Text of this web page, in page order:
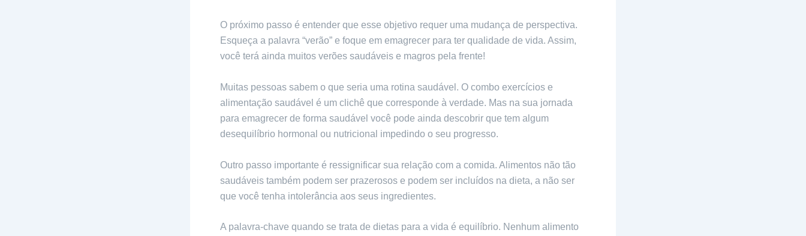
O próximo passo é entender que esse objetivo requer uma mudança de perspectiva.
Esqueça a palavra “verão” e foque em emagrecer para ter qualidade de vida. Assim,
você terá ainda muitos verões saudáveis e magros pela frente!
Muitas pessoas sabem o que seria uma rotina saudável. O combo exercícios e
alimentação saudável é um clichê que corresponde à verdade. Mas na sua jornada
para emagrecer de forma saudável você pode ainda descobrir que tem algum
desequilíbrio hormonal ou nutricional impedindo o seu progresso.
Outro passo importante é ressignificar sua relação com a comida. Alimentos não tão
saudáveis também podem ser prazerosos e podem ser incluídos na dieta, a não ser
que você tenha intolerância aos seus ingredientes.
A palavra-chave quando se trata de dietas para a vida é equilíbrio. Nenhum alimento